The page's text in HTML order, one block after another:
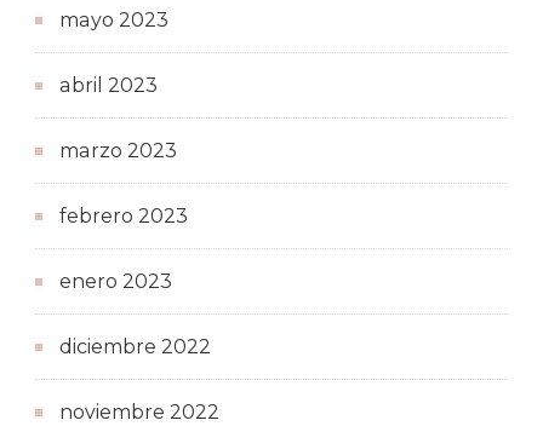
mayo 2023
abril 2023
marzo 2023
febrero 2023
enero 2023
diciembre 2022
noviembre 2022